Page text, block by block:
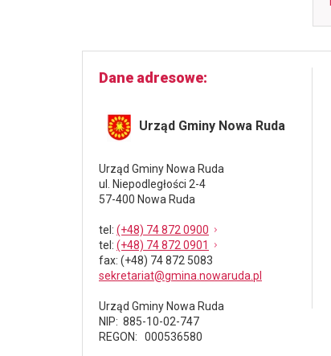
Dane adresowe
Urząd Gminy Nowa Ruda
Urząd Gminy Nowa Ruda
ul. Niepodległości 2-4
57-400 Nowa Ruda
tel : (+48) 74 872 0900
tel : (+48) 74 872 0901
fax: (+48) 74 872 5083
sekretariat@gmina.nowaruda.pl
Urząd Gminy Nowa Ruda
NIP: 885-10-02-747
REGON: 000536580